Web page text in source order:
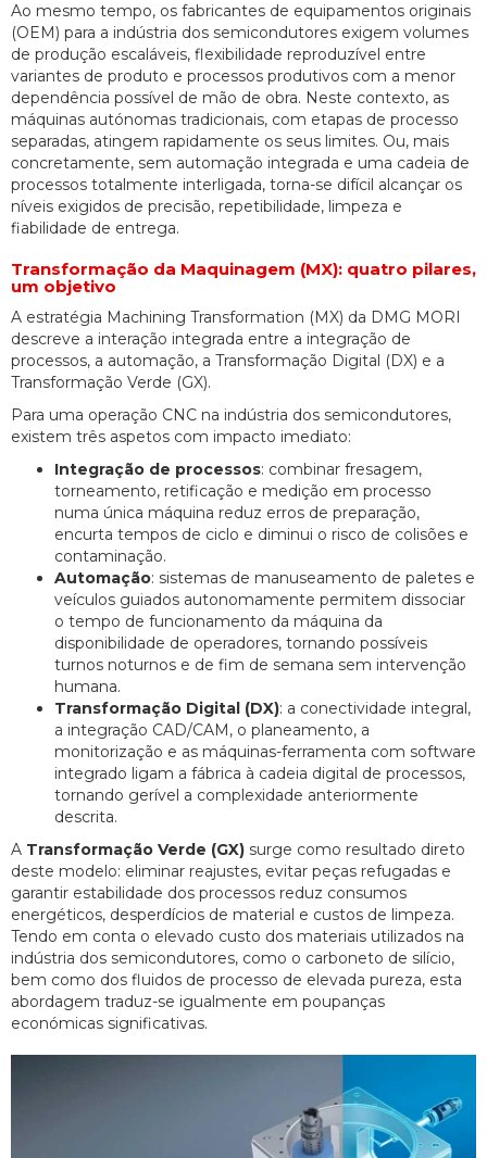
Ao mesmo tempo, os fabricantes de equipamentos originais
(OEM) para a indústria dos semicondutores exigem volumes
de produção escaláveis, flexibilidade reproduzível entre
variantes de produto e processos produtivos com a menor
dependência possível de mão de obra. Neste contexto, as
máquinas autónomas tradicionais, com etapas de processo
separadas, atingem rapidamente os seus limites. Ou, mais
concretamente, sem automação integrada e uma cadeia de
processos totalmente interligada, torna-se difícil alcançar os
níveis exigidos de precisão, repetibilidade, limpeza e
fiabilidade de entrega.
Transformação da Maquinagem (MX): quatro pilares,
um objetivo
A estratégia Machining Transformation (MX) da DMG MORI
descreve a interação integrada entre a integração de
processos, a automação, a Transformação Digital (DX) e a
Transformação Verde (GX).
Para uma operação CNC na indústria dos semicondutores,
existem três aspetos com impacto imediato:
Integração de processos: combinar fresagem,
torneamento, retificação e medição em processo
numa única máquina reduz erros de preparação,
encurta tempos de ciclo e diminui o risco de colisões e
contaminação.
Automação: sistemas de manuseamento de paletes e
veículos guiados autonomamente permitem dissociar
o tempo de funcionamento da máquina da
disponibilidade de operadores, tornando possíveis
turnos noturnos e de fim de semana sem intervenção
humana.
Transformação Digital (DX): a conectividade integral,
a integração CAD/CAM, o planeamento, a
monitorização e as máquinas-ferramenta com software
integrado ligam a fábrica à cadeia digital de processos,
tornando gerível a complexidade anteriormente
descrita.
A Transformação Verde (GX) surge como resultado direto
deste modelo: eliminar reajustes, evitar peças refugadas e
garantir estabilidade dos processos reduz consumos
energéticos, desperdícios de material e custos de limpeza.
Tendo em conta o elevado custo dos materiais utilizados na
indústria dos semicondutores, como o carboneto de silício,
bem como dos fluidos de processo de elevada pureza, esta
abordagem traduz-se igualmente em poupanças
económicas significativas.